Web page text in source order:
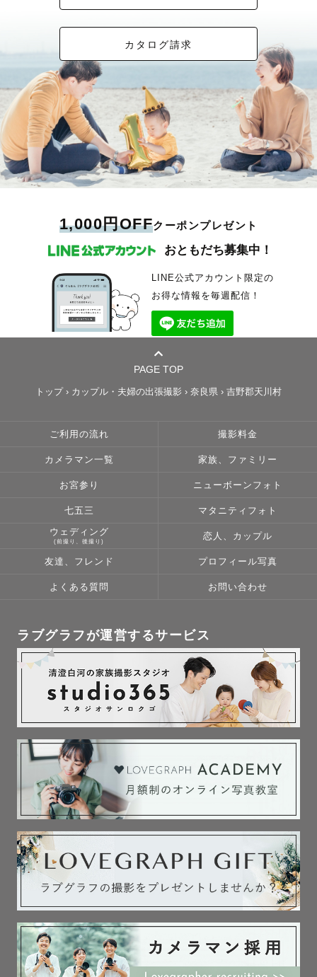
カタログ請求
1,000円OFFクーポンプレゼント
おともだち募集中！
LINE公式アカウント限定の
お得な情報を毎週配信！
PAGE TOP
トップ› カップル・夫婦の出張撮影 › 奈良県 › 吉野郡天川村
ご利用の流れ 撮影料金
カメラマン一覧 家族、ファミリー
お宮参り ニューボーンフォト
七五三 マタニティフォト
ウェディング
(前撮り、後撮り)
恋人、カップル
友達、フレンド プロフィール写真
よくある質問 お問い合わせ
ラブグラフが運営するサービス